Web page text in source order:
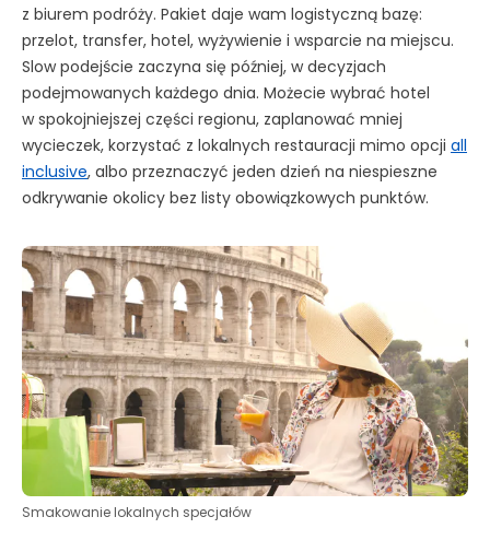
z biurem podróży. Pakiet daje wam logistyczną bazę:
przelot, transfer, hotel, wyżywienie i wsparcie na miejscu.
Slow podejście zaczyna się później, w decyzjach
podejmowanych każdego dnia. Możecie wybrać hotel
w spokojniejszej części regionu, zaplanować mniej
wycieczek, korzystać z lokalnych restauracji mimo opcji all
inclusive, albo przeznaczyć jeden dzień na niespieszne
odkrywanie okolicy bez listy obowiązkowych punktów.
Smakowanie lokalnych specjałów